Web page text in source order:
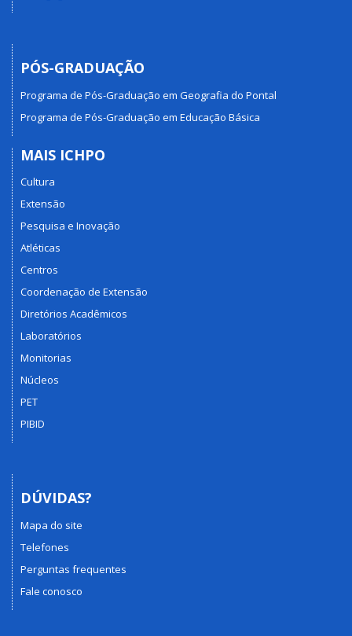
PÓS-GRADUAÇÃO
Programa de Pós-Graduação em Geografia do Pontal
Programa de Pós-Graduação em Educação Básica
MAIS ICHPO
Cultura
Extensão
Pesquisa e Inovação
Atléticas
Centros
Coordenação de Extensão
Diretórios Acadêmicos
Laboratórios
Monitorias
Núcleos
PET
PIBID
DÚVIDAS?
Mapa do site
Telefones
Perguntas frequentes
Fale conosco